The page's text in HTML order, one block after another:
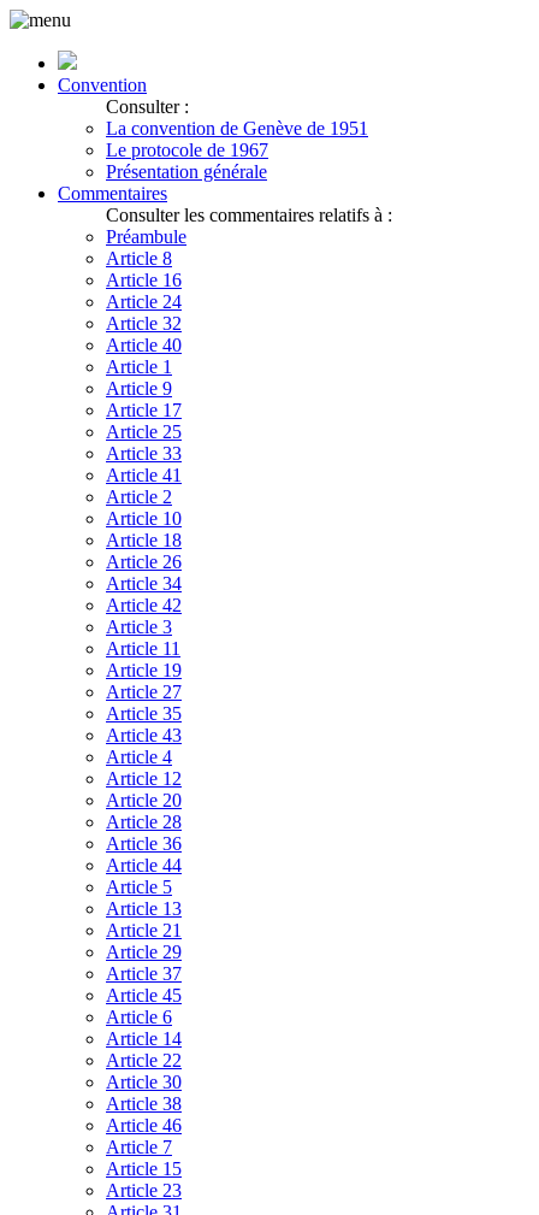
Convention
Consulter :
La convention de Genève de 1951
Le protocole de 1967
Présentation générale
Commentaires
Consulter les commentaires relatifs à :
Préambule
Article 8
Article 16
Article 24
Article 32
Article 40
Article 1
Article 9
Article 17
Article 25
Article 33
Article 41
Article 2
Article 10
Article 18
Article 26
Article 34
Article 42
Article 3
Article 11
Article 19
Article 27
Article 35
Article 43
Article 4
Article 12
Article 20
Article 28
Article 36
Article 44
Article 5
Article 13
Article 21
Article 29
Article 37
Article 45
Article 6
Article 14
Article 22
Article 30
Article 38
Article 46
Article 7
Article 15
Article 23